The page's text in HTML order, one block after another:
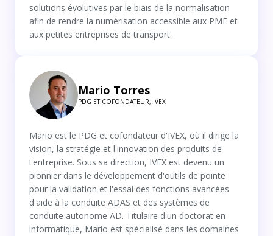
solutions évolutives par le biais de la normalisation
afin de rendre la numérisation accessible aux PME et
aux petites entreprises de transport.
Mario Torres
PDG ET COFONDATEUR, IVEX
Mario est le PDG et cofondateur d'IVEX, où il dirige la
vision, la stratégie et l'innovation des produits de
l'entreprise. Sous sa direction, IVEX est devenu un
pionnier dans le développement d'outils de pointe
pour la validation et l'essai des fonctions avancées
d'aide à la conduite ADAS et des systèmes de
conduite autonome AD. Titulaire d'un doctorat en
informatique, Mario est spécialisé dans les domaines